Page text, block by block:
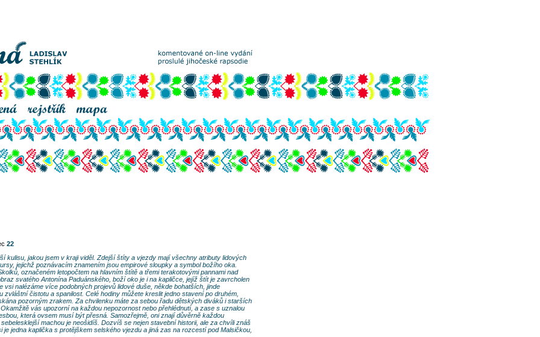
22
kulisu, jakou jsem v kraji viděl. Zdejší štíty a vjezdy mají všechny atributy lidových
jejichž poznávacím znamením jsou empirové sloupky a symbol božího oka.
označeném letopočtem na hlavním štítě a třemi terakotovými pannami nad
svatého Antonína Paduánského, boží oko je i na kapličce, jejíž štít je zavrcholen
vsi nalézáme více podobných projevů lidové duše, někde bohatších, jinde
čistotu a spanilost. Celé hodiny můžete kreslit jedno stavení po druhém,
pozorným zrakem. Za chvilenku máte za sebou řadu dětských diváků i starších
vás upozorní na každou nepozornost nebo přehlédnutí, a zase s uznalou
která ovsem musí být přesná. Samozřejmě, oni znají důvěrně každou
machou je neošidíš. Dozvíš se nejen stavební historii, ale za chvíli znáš
jedna kaplička s protějškem selského vjezdu a jiná zas na rozcestí pod Malsičkou,